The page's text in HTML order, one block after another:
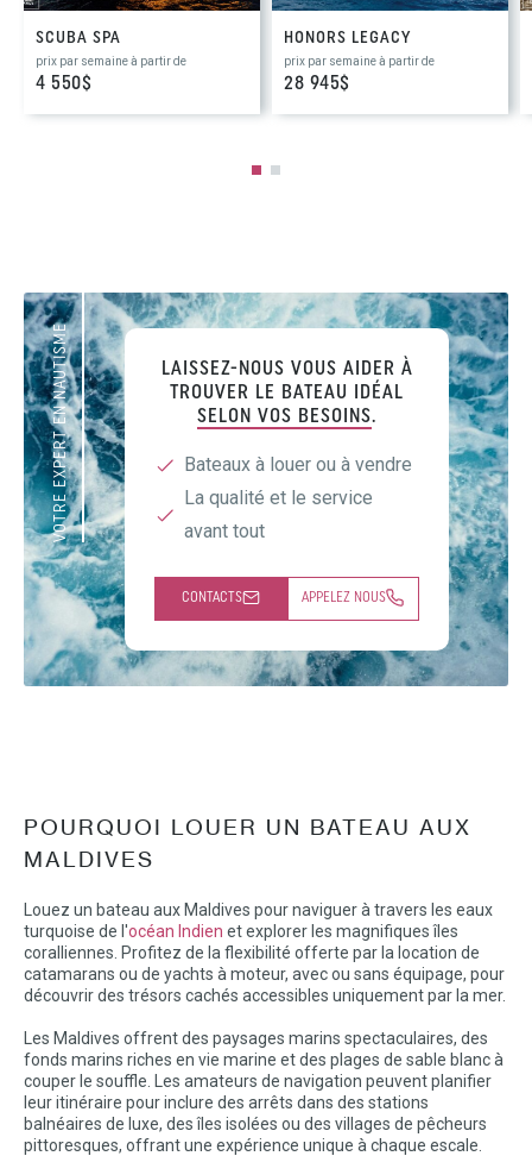
SCUBA SPA
prix par semaine à partir de
4 550$
HONORS LEGACY
prix par semaine à partir de
28 945$
VOTRE EXPERT EN NAUTISME
LAISSEZ-NOUS VOUS AIDER À
TROUVER LE BATEAU IDÉAL
SELON VOS BESOINS.
Bateaux à louer ou à vendre
La qualité et le service
avant tout
CONTACTS APPELEZ NOUS
POURQUOI LOUER UN BATEAU AUX
MALDIVES
Louez un bateau aux Maldives pour naviguer à travers les eaux
turquoise de l'océan Indien et explorer les magnifiques îles
coralliennes. Profitez de la flexibilité offerte par la location de
catamarans ou de yachts à moteur, avec ou sans équipage, pour
découvrir des trésors cachés accessibles uniquement par la mer.
Les Maldives offrent des paysages marins spectaculaires, des
fonds marins riches en vie marine et des plages de sable blanc à
couper le souffle. Les amateurs de navigation peuvent planifier
leur itinéraire pour inclure des arrêts dans des stations
balnéaires de luxe, des îles isolées ou des villages de pêcheurs
pittoresques, offrant une expérience unique à chaque escale.